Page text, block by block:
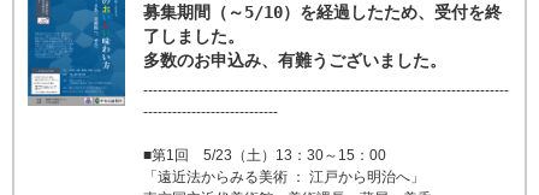
募集期間（～5/10）を経過したため、受付を終
了しました。
多数のお申込み、有難うございました。
----------------------------------------------------------------------------
----------------------------
■第1回 5/23（土）13：30～15：00
「遠近法からみる美術 ： 江戸から明治へ」